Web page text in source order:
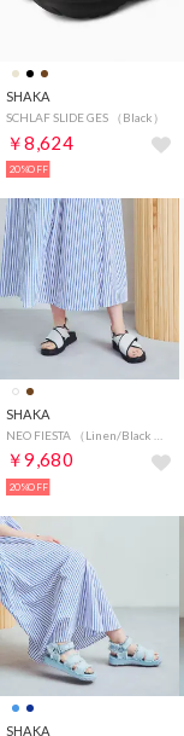
SHAKA
SCHLAF SLIDE GES （Black）
￥8,624
20%OFF
SHAKA
￥9,680
20%OFF
SHAKA